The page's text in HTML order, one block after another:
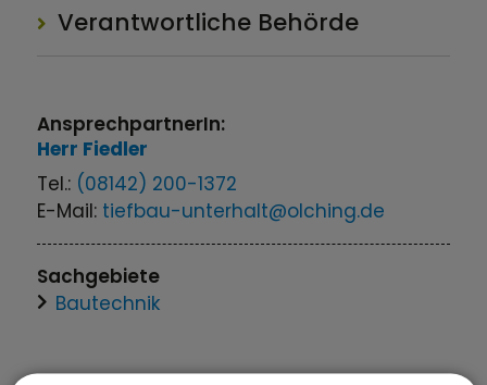
Verantwortliche Behörde
AnsprechpartnerIn:
Herr Fiedler
Tel.: (08142) 200-1372
E-Mail: tiefbau-unterhalt@olching.de
Sachgebiete
Bautechnik